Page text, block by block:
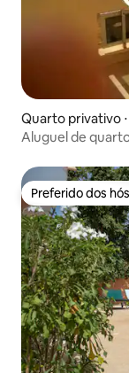
Quarto privativo
Aluguel de
Preferido dos
Preferido dos